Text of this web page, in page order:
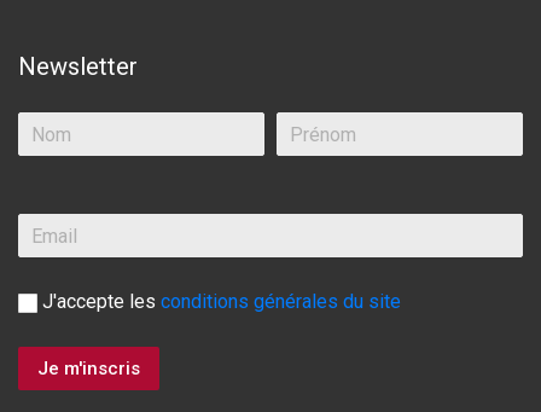
Newsletter
J'accepte les conditions générales du site